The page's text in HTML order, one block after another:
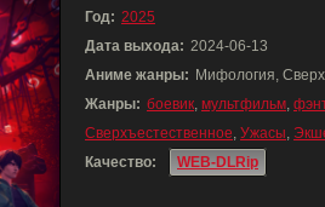
Год: 2025
Дата выхода: 2024-06-13
Аниме жанры: Мифология,
Жанры: боевик, мультфильм,
Сверхъестественное, Ужасы,
Качество:
WEB-DLRip